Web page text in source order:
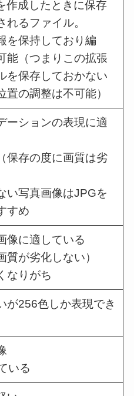
作成したときに保存
れるファイル。
を保持しており編
能（つまりこの拡張
を保存しておかない
置の調整は不可能）
ーションの表現に適
保存の度に画質は劣
い写真画像はJPGを
すめ
像に適している
質が劣化しない）
なりがち
が256色しか表現でき
いる